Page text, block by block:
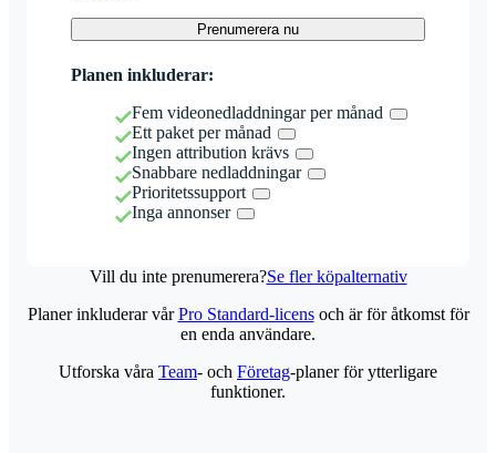
Prenumerera nu
Planen inkluderar:
Fem videonedladdningar per månad
Ett paket per månad
Ingen attribution krävs
Snabbare nedladdningar
Prioritetssupport
Inga annonser
Vill du inte prenumerera?Se fler köpalternativ
Planer inkluderar vårPro Standard-licensoch är för åtkomst för
en enda användare.
Utforska våra Team- och Företag-planer för ytterligare
funktioner.